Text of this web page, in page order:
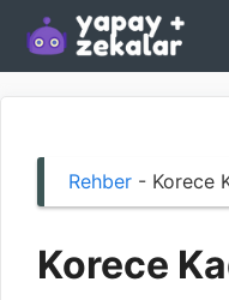
İçeriğe
atla
Rehber - Korece
Korece